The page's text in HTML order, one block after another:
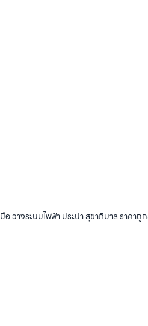
วางระบบไฟฟ้า ประปา สุขาภิบาล ราคาถู